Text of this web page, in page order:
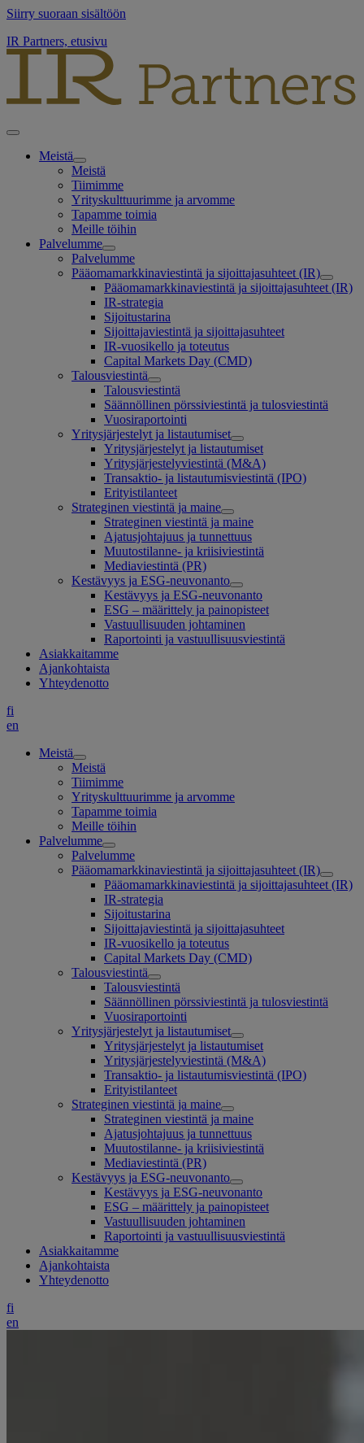
Siirry suoraan sisältöön
IR Partners, etusivu
Meistä
Meistä
Tiimimme
Yrityskulttuurimme ja arvomme
Tapamme toimia
Meille töihin
Palvelumme
Palvelumme
Pääomamarkkinaviestintä ja sijoittajasuhteet (IR)
Pääomamarkkinaviestintä ja sijoittajasuhteet (IR)
IR-strategia
Sijoitustarina
Sijoittajaviestintä ja sijoittajasuhteet
IR-vuosikello ja toteutus
Capital Markets Day (CMD)
Talousviestintä
Talousviestintä
Säännöllinen pörssiviestintä ja tulosviestintä
Vuosiraportointi
Yritysjärjestelyt ja listautumiset
Yritysjärjestelyt ja listautumiset
Yritysjärjestelyviestintä (M&A)
Transaktio- ja listautumisviestintä (IPO)
Erityistilanteet
Strateginen viestintä ja maine
Strateginen viestintä ja maine
Ajatusjohtajuus ja tunnettuus
Muutostilanne- ja kriisiviestintä
Mediaviestintä (PR)
Kestävyys ja ESG-neuvonanto
Kestävyys ja ESG-neuvonanto
ESG – määrittely ja painopisteet
Vastuullisuuden johtaminen
Raportointi ja vastuullisuusviestintä
Asiakkaitamme
Ajankohtaista
Yhteydenotto
fi
en
Meistä
Meistä
Tiimimme
Yrityskulttuurimme ja arvomme
Tapamme toimia
Meille töihin
Palvelumme
Palvelumme
Pääomamarkkinaviestintä ja sijoittajasuhteet (IR)
Pääomamarkkinaviestintä ja sijoittajasuhteet (IR)
IR-strategia
Sijoitustarina
Sijoittajaviestintä ja sijoittajasuhteet
IR-vuosikello ja toteutus
Capital Markets Day (CMD)
Talousviestintä
Talousviestintä
Säännöllinen pörssiviestintä ja tulosviestintä
Vuosiraportointi
Yritysjärjestelyt ja listautumiset
Yritysjärjestelyt ja listautumiset
Yritysjärjestelyviestintä (M&A)
Transaktio- ja listautumisviestintä (IPO)
Erityistilanteet
Strateginen viestintä ja maine
Strateginen viestintä ja maine
Ajatusjohtajuus ja tunnettuus
Muutostilanne- ja kriisiviestintä
Mediaviestintä (PR)
Kestävyys ja ESG-neuvonanto
Kestävyys ja ESG-neuvonanto
ESG – määrittely ja painopisteet
Vastuullisuuden johtaminen
Raportointi ja vastuullisuusviestintä
Asiakkaitamme
Ajankohtaista
Yhteydenotto
fi
en